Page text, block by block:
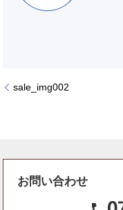
sale_img002
お問い合わせ